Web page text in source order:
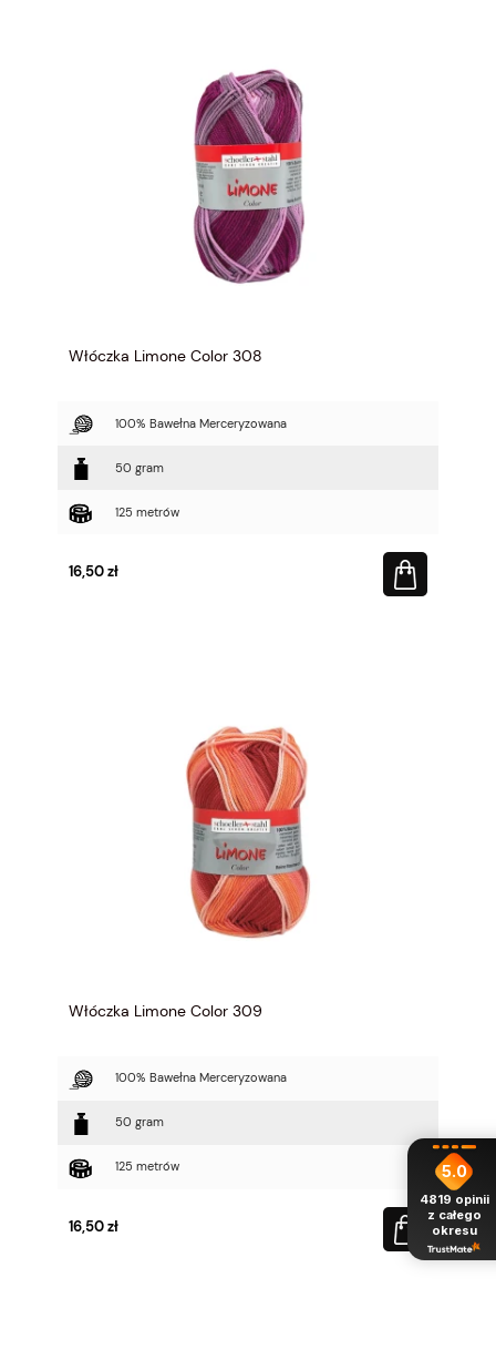
Włóczka Limone Color 308
100% Bawełna Merceryzowana
50 gram
125 metrów
16,50 zł
Włóczka Limone Color 309
100% Bawełna Merceryzowana
50 gram
125 metrów
16,50 zł
5.0
4819 opinii
z całego
okresu